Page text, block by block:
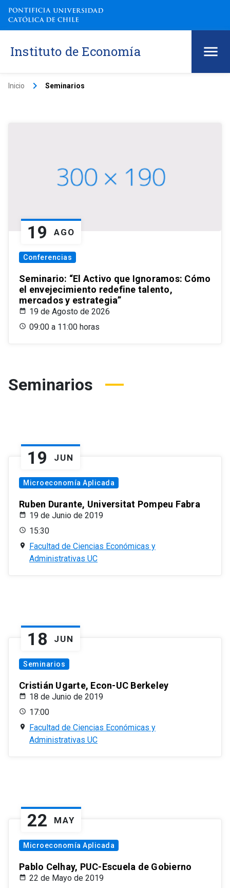
Instituto de Economía
Inicio keyboard_arrow_right Seminarios
19 AGO
Conferencias
Seminario: “El Activo que Ignoramos: Cómo
el envejecimiento redefine talento,
mercados y estrategia”
19 de Agosto de 2026
09:00 a 11:00 horas
Seminarios
19 JUN
Microeconomía Aplicada
Ruben Durante, Universitat Pompeu Fabra
19 de Junio de 2019
15:30
Facultad de Ciencias Económicas y
Administrativas UC
18 JUN
Seminarios
Cristián Ugarte, Econ-UC Berkeley
18 de Junio de 2019
17:00
Facultad de Ciencias Económicas y
Administrativas UC
22 MAY
Microeconomía Aplicada
Pablo Celhay, PUC-Escuela de Gobierno
22 de Mayo de 2019